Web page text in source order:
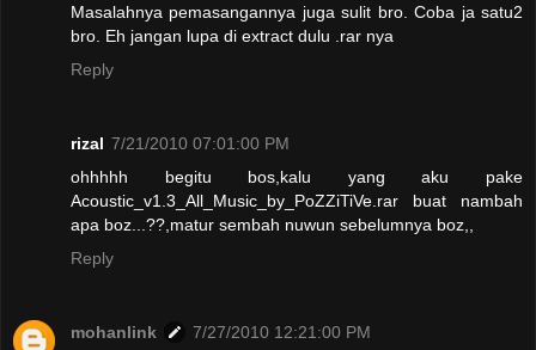
Masalahnya pemasangannya juga sulit bro. Coba ja satu2
bro. Eh jangan lupa di extract dulu .rar nya
Reply
rizal 7/21/2010 07:01:00 PM
ohhhhh begitu bos,kalu yang aku pake
Acoustic_v1.3_All_Music_by_PoZZiTiVe.rar buat nambah
apa boz...??,matur sembah nuwun sebelumnya boz,,
Reply
mohanlink
7/27/2010 12:21:00 PM